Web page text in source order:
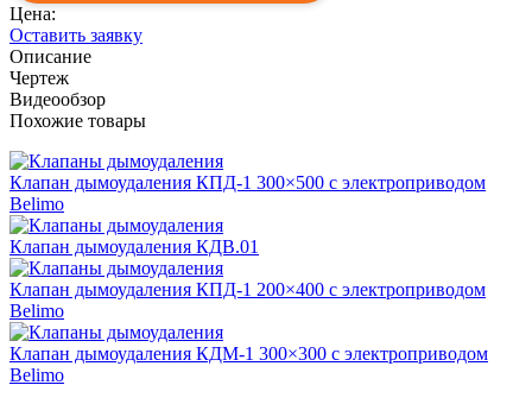
Цена:
Оставить заявку
Описание
Чертеж
Видеообзор
Похожие товары
Клапан дымоудаления КПД-1 300×500 с электроприводом
Belimo
Клапан дымоудаления КДВ.01
Клапан дымоудаления КПД-1 200×400 с электроприводом
Belimo
Клапан дымоудаления КДМ-1 300×300 с электроприводом
Belimo